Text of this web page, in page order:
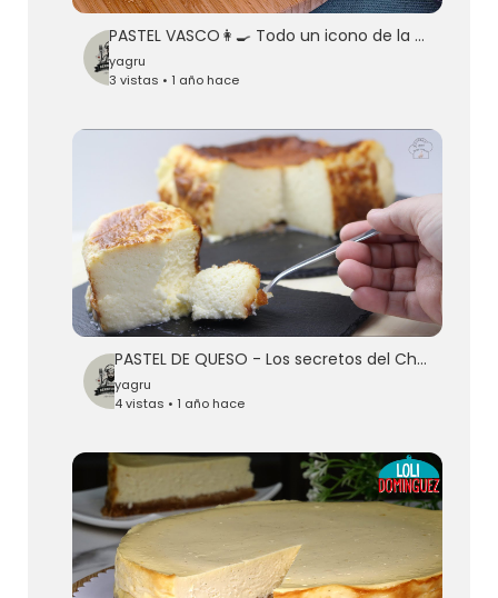
PASTEL VASCO👩‍🍳 Todo un icono de la COCINA VASCA con masa sablé y CREMA PASTELERA casera- Cocinatis
yagru
3 vistas • 1 año hace
PASTEL DE QUESO - Los secretos del Cheesecake mas famoso del mundo (Subs English)
yagru
4 vistas • 1 año hace